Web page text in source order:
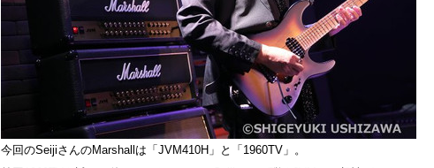
今回のSeijiさんのMarshallは「JVM410H」と「1960TV」。